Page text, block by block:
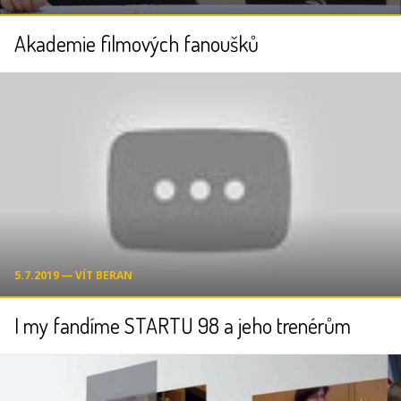
Akademie filmových fanoušků
5.7.2019 ― VÍT BERAN
I my fandíme STARTU 98 a jeho trenérům